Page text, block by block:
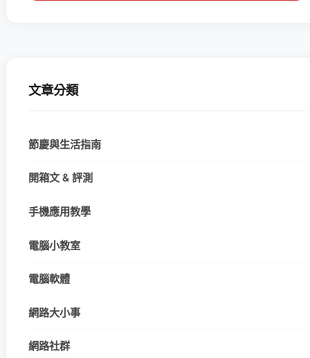
文章分類
節慶與生活指南
開箱文 & 評測
手機應用教學
電腦小教室
電腦軟體
網路大小事
網路社群